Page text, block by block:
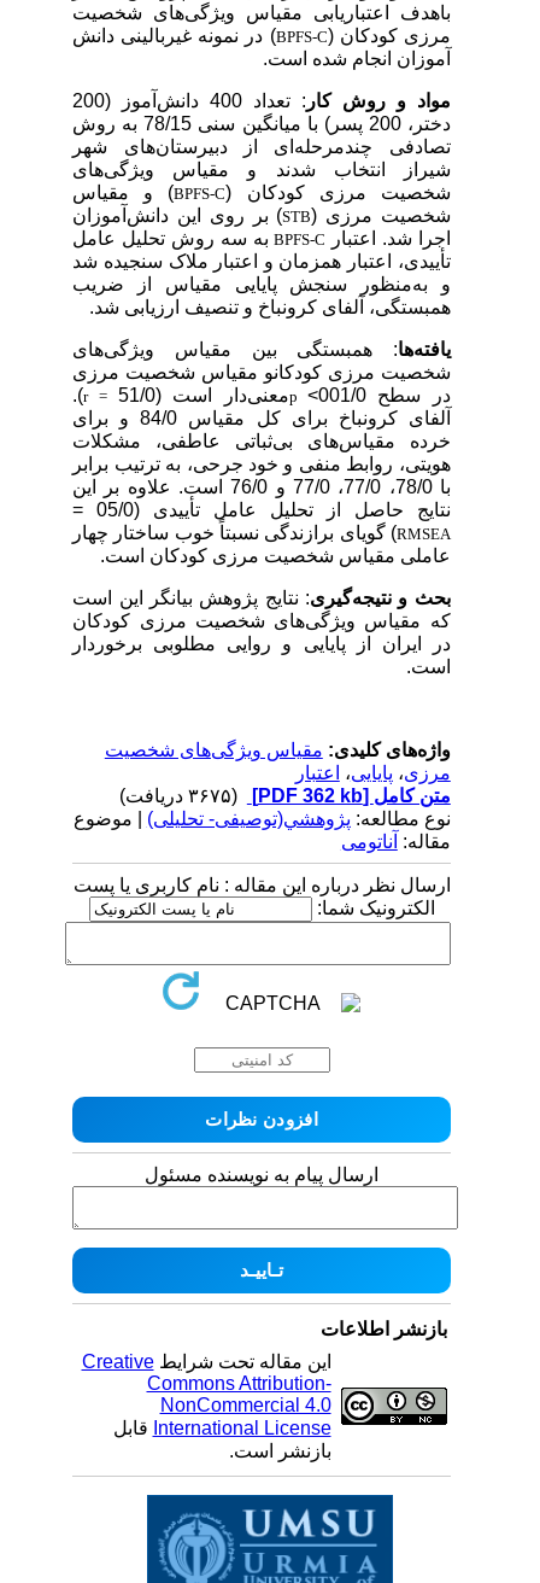
باهدف اعتباریابی مقیاس ویژگی‌های شخصیت
مرزی کودکان (BPFS-C) در نمونه غیربالینی دانش
آموزان انجام شده است.
مواد و روش کار
: تعداد 400 دانش‌آموز (200
دختر، 200 پسر) با میانگین سنی 78/15 به روش
تصادفی چندمرحله‌ای از دبیرستان‌های شهر
شیراز انتخاب شدند و مقیاس ویژگی‌های
شخصیت مرزی کودکان (
BPFS-C) و مقیاس
شخصیت مرزی ( STB) بر روی این دانش‌آموزان
اجرا شد. اعتبارBPFS-Cبه سه روش تحلیل عامل
تأییدی، اعتبار همزمان و اعتبار ملاک سنجیده شد
و به‌منظور سنجش پایایی مقیاس از ضریب
همبستگی، آلفای کرونباخ و تنصیف ارزیابی شد.
یافته‌ها: همبستگی بین مقیاس ویژگی‌های
شخصیت مرزی کودکانو مقیاس شخصیت مرزی
در سطح 001/0>
p معنی‌دار است (51/0 r =
).
آلفای کرونباخ برای کل مقیاس 84/0 و برای
خرده مقیاس‌های بی‌ثباتی عاطفی، مشکلات
هویتی، روابط منفی و خود جرحی، به ترتیب برابر
با 78/0، 77/0، 77/0 و 76/0 است. علاوه بر این
نتایج حاصل از تحلیل عامل تأییدی (05/0 =
RMSEA
) گویای برازندگی نسبتاً خوب ساختار چهار
عاملی مقیاس شخصیت مرزی کودکان است.
بحث و نتیجه‌گیری : نتایج پژوهش بیانگر این است
که مقیاس ویژگی‌های شخصیت مرزی کودکان
در ایران از پایایی و روایی مطلوبی برخوردار
است.
واژه‌های کلیدی:مقیاس ویژگی‌های شخصیت
مرزی،پایایی،اعتبار
متن کامل[PDF 362 kb]
نوع مطالعه:پژوهشي(توصیفی- تحلیلی) | موضوع
مقاله:آناتومی
ارسال نظر درباره این مقاله : نام کاربری یا پست
الکترونیک شما:
ارسال پیام به نویسنده مسئول
بازنشر اطلاعات
این مقاله تحت شرایطCreative
Commons Attribution-
NonCommercial 4.0
International Licenseقابل
بازنشر است.